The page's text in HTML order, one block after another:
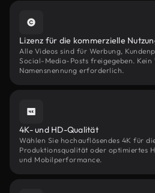
Lizenz für die kommerzielle
Alle Videos sind für Werbung,
Social-Media-Posts freigegeben. Kein
Namensnennung erforderlich.
4K- und HD-Qualität
Wählen Sie hochauflösendes 4K für
Produktionsqualität oder optimiertes
und Mobilperformance.